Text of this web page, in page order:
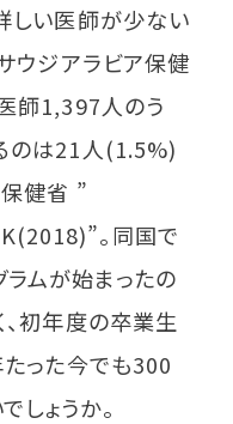
しい医師が少ない
ウジアラビア保健
師1,397人のう
のは21人(1.5%)
健省 ”
。同国で
ムが始まったの
初年度の卒業生
った今でも300
しょうか。